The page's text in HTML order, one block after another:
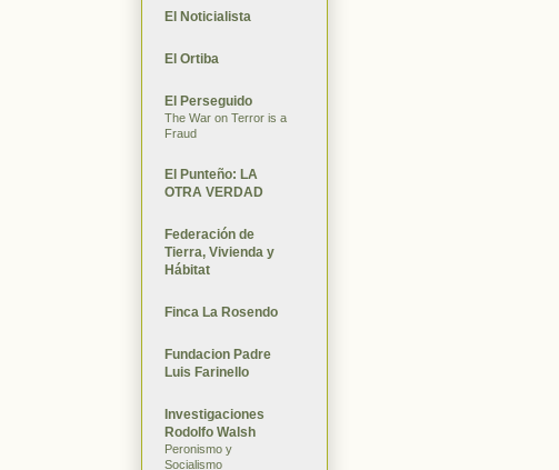
El Noticialista
El Ortiba
El Perseguido
The War on Terror is a
Fraud
El Punteño: LA
OTRA VERDAD
Federación de
Tierra, Vivienda y
Hábitat
Finca La Rosendo
Fundacion Padre
Luis Farinello
Investigaciones
Rodolfo Walsh
Peronismo y
Socialismo